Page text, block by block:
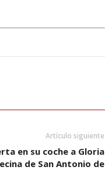
Artículo siguiente
en su coche a Gloria
de San Antonio de